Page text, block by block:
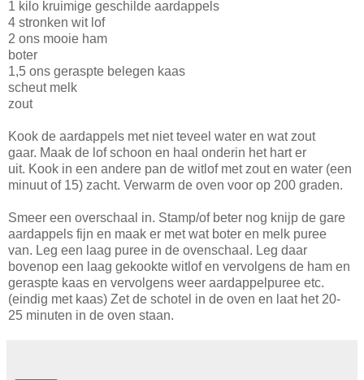
1 kilo kruimige geschilde aardappels
4 stronken wit lof
2 ons mooie ham
boter
1,5 ons geraspte belegen kaas
scheut melk
zout
Kook de aardappels met niet teveel water en wat zout
gaar. Maak de lof schoon en haal onderin het hart er
uit. Kook in een andere pan de witlof met zout en water (een
minuut of 15) zacht. Verwarm de oven voor op 200 graden.
Smeer een overschaal in. Stamp/of beter nog knijp de gare
aardappels fijn en maak er met wat boter en melk puree
van. Leg een laag puree in de ovenschaal. Leg daar
bovenop een laag gekookte witlof en vervolgens de ham en
geraspte kaas en vervolgens weer aardappelpuree etc.
(eindig met kaas) Zet de schotel in de oven en laat het 20-
25 minuten in de oven staan.